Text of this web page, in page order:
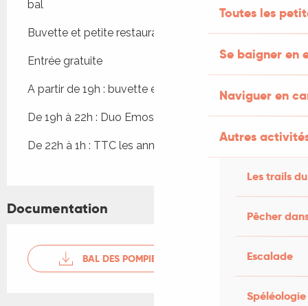
Toutes les
Se baigner en
Naviguer en
Autres
Les trails
Pêcher
Escalade
Spéléologie
bal
Buvette et petite restauration sur place
Entrée gratuite
A partir de 19h : buvette et petite restauration
De 19h à 22h : Duo Emosa et Batuc'Cambrousse
De 22h à 1h : TTC les années star
Documentation
BAL DES POMPIERS 2026